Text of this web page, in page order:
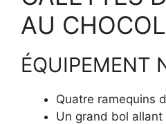
AU
ÉQUIPEMENT
Quatre ramequins
Un grand bol